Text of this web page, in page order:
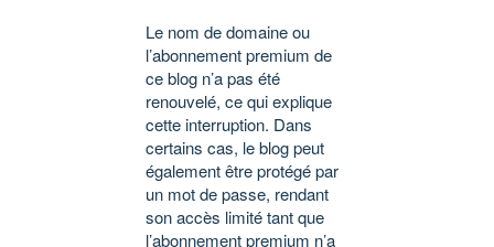
Le nom de domaine ou
l’abonnement premium de
ce blog n’a pas été
renouvelé, ce qui explique
cette interruption. Dans
certains cas, le blog peut
également être protégé par
un mot de passe, rendant
son accès limité tant que
l’abonnement premium n’a